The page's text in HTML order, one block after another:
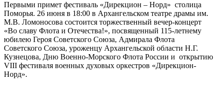
Первыми примет фестиваль «Дирекцион – Норд» столица
Поморья. 26 июня в 18:00 в Архангельском театре драмы им.
М.В. Ломоносова состоится торжественный вечер-концерт
«Во славу Флота и Отечества!», посвященный 115-летнему
юбилею Героя Советского Союза, Адмирала Флота
Советского Союза, уроженцу Архангельской области Н.Г.
Кузнецова, Дню Военно-Морского Флота России и открытию
VIII фестиваля военных духовых оркестров «Дирекцион-
Норд».